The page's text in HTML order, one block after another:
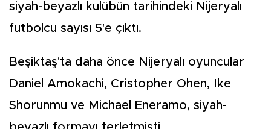
siyah-beyazlı kulübün tarihindeki Nijeryalı
futbolcu sayısı 5'e çıktı.
Beşiktaş'ta daha önce Nijeryalı oyuncular
Daniel Amokachi, Cristopher Ohen, Ike
Shorunmu ve Michael Eneramo, siyah-